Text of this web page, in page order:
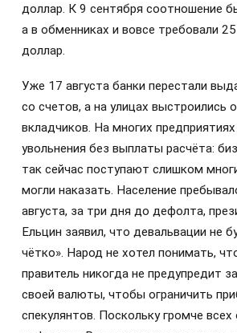
доллар. К 9 сентября соотношение
а в обменниках и вовсе требовали
доллар.
Уже 17 августа банки перестали
со счетов, а на улицах выстроились
вкладчиков. На многих предприятиях
увольнения без выплаты расчёта:
так сейчас поступают слишком
могли наказать. Население
августа, за три дня до дефолта,
Ельцин заявил, что девальвации не
чётко». Народ не хотел понимать,
правитель никогда не предупредит
своей валюты, чтобы ограничить
спекулянтов. Поскольку громче